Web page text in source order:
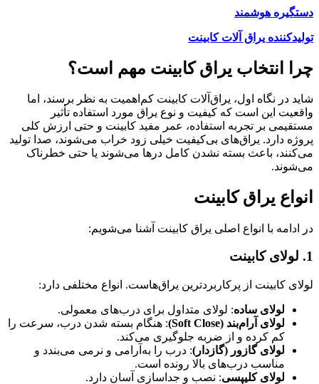
دستگیره هوشمند
تولیدکننده یراق آلات کابینت
چرا انتخاب یراق کابینت مهم است؟
شاید در نگاه اول، یراق‌آلات کابینت کم‌اهمیت به نظر برسند، اما
واقعیت این است که کیفیت و نوع یراق مورد استفاده تأثیر
مستقیمی بر تجربه استفاده، عمر مفید کابینت و حتی ارزش کلی
پروژه دارد. یراق‌های بی‌کیفیت خیلی زود خراب می‌شوند، صدا تولید
می‌کنند، باعث بسته نشدن کامل درها می‌شوند یا حتی خطرناک
می‌شوند.
انواع یراق کابینت
در ادامه با انواع اصلی یراق کابینت آشنا می‌شویم:
1. لولای کابینت
لولای کابینت از پرکاربردترین یراق‌هاست. انواع مختلفی دارد:
لولای ساده: لولای متداول برای درب‌های معمولی.
لولای آرام‌بند (Soft Close)
: هنگام بسته شدن درب، سرعت را
کم کرده و از ضربه جلوگیری می‌کند.
لولای گازور (گازدار): درب را به‌آرامی و نرمی می‌بندد و
مناسب درب‌های بالا رونده است.
لولای کلیپسی: نصب و جداسازی آسان دارد.